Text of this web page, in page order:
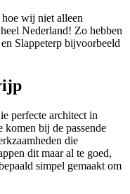
wij niet alleen
Nederland! Zo hebben
Slappeterp bijvoorbeeld
perfecte architect in
bij de passende
die
dit maar al te goed,
simpel gemaakt om